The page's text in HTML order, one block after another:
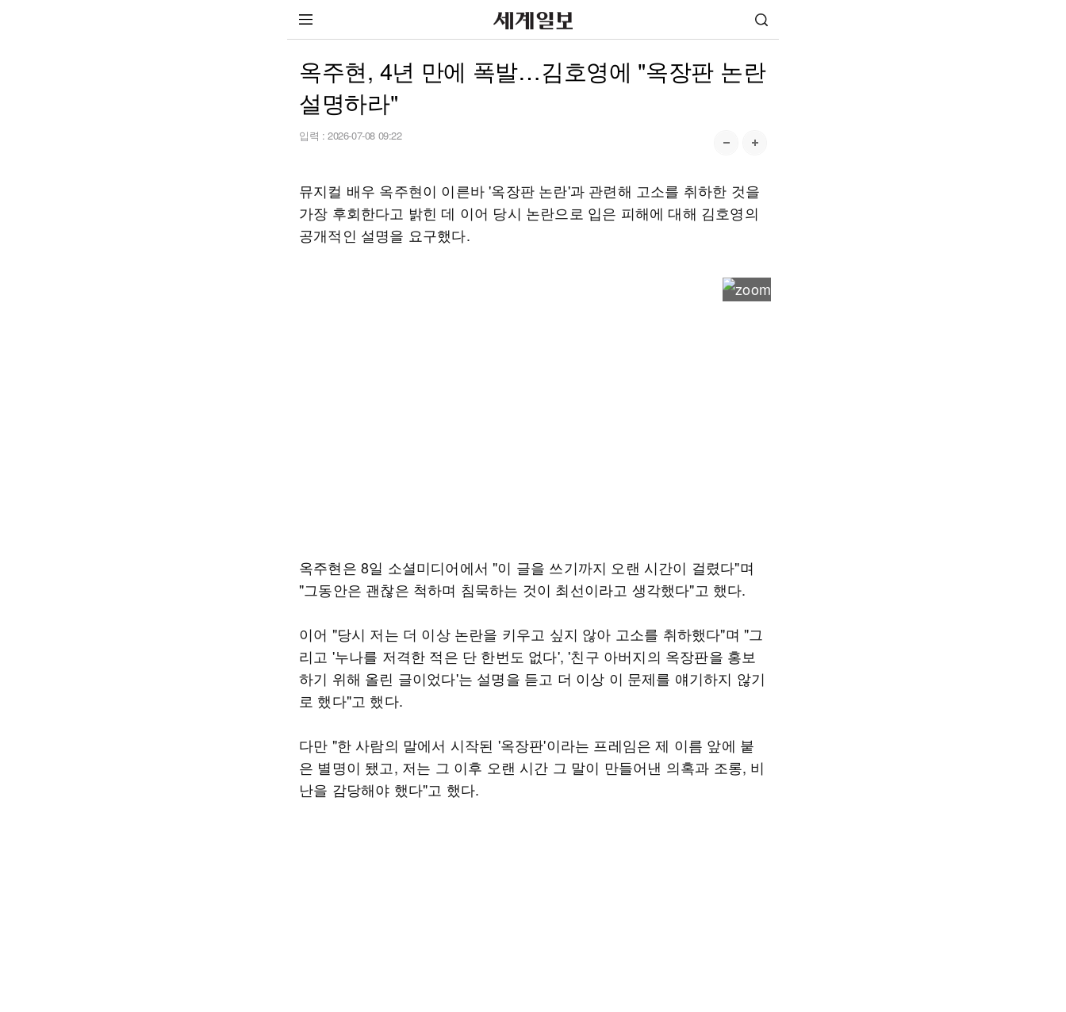
옥주현, 4년 만에 폭발…김호영에 "옥장판 논란
설명하라"
입력 : 2026-07-08 09:22
뮤지컬 배우 옥주현이 이른바 '옥장판 논란'과 관련해 고소를 취하한 것을
가장 후회한다고 밝힌 데 이어 당시 논란으로 입은 피해에 대해 김호영의
공개적인 설명을 요구했다.
옥주현은 8일 소셜미디어에서 "이 글을 쓰기까지 오랜 시간이 걸렸다"며
"그동안은 괜찮은 척하며 침묵하는 것이 최선이라고 생각했다"고 했다.
이어 "당시 저는 더 이상 논란을 키우고 싶지 않아 고소를 취하했다"며 "그
리고 '누나를 저격한 적은 단 한번도 없다', '친구 아버지의 옥장판을 홍보
하기 위해 올린 글이었다'는 설명을 듣고 더 이상 이 문제를 얘기하지 않기
로 했다"고 했다.
다만 "한 사람의 말에서 시작된 '옥장판'이라는 프레임은 제 이름 앞에 붙
은 별명이 됐고, 저는 그 이후 오랜 시간 그 말이 만들어낸 의혹과 조롱, 비
난을 감당해야 했다"고 했다.